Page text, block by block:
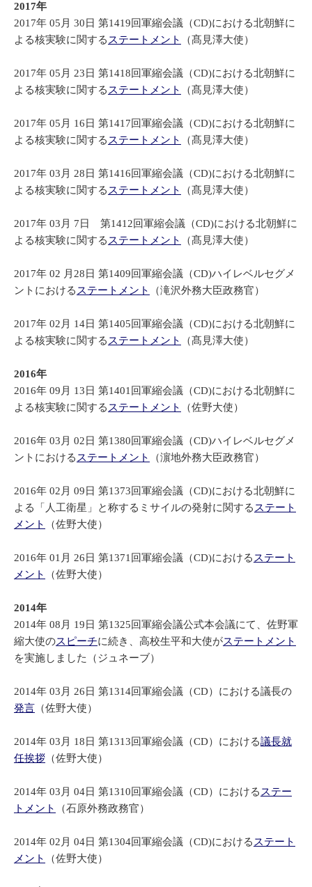
2017年
2017年 05月 30日 第1419回軍縮会議（CD)における北朝鮮に
よる核実験に関する ステートメント （髙見澤大使）
2017年 05月 23日 第1418回軍縮会議（CD)における北朝鮮に
よる核実験に関する ステートメント （髙見澤大使）
2017年 05月 16日 第1417回軍縮会議（CD)における北朝鮮に
よる核実験に関する ステートメント （髙見澤大使）
2017年 03月 28日 第1416回軍縮会議（CD)における北朝鮮に
よる核実験に関する ステートメント （髙見澤大使）
2017年 03月 7日 第1412回軍縮会議（CD)における北朝鮮に
よる核実験に関する ステートメント （髙見澤大使）
2017年 02 月28日 第1409回軍縮会議（CD)ハイレベルセグメ
ントにおける ステートメント （滝沢外務大臣政務官）
2017年 02月 14日 第1405回軍縮会議（CD)における北朝鮮に
よる核実験に関する ステートメント （髙見澤大使）
2016年
2016年 09月 13日 第1401回軍縮会議（CD)における北朝鮮に
よる核実験に関する ステートメント （佐野大使）
2016年 03月 02日 第1380回軍縮会議（CD)ハイレベルセグメ
ントにおける ステートメント （濵地外務大臣政務官）
2016年 02月 09日 第1373回軍縮会議（CD)における北朝鮮に
よる「人工衛星」と称するミサイルの発射に関する ステート
メント
（佐野大使）
2016年 01月 26日 第1371回軍縮会議（CD)における ステート
メント
（佐野大使）
2014年
2014年 08月 19日 第1325回軍縮会議公式本会議にて、佐野軍
縮大使のスピーチに続き、高校生平和大使がステートメント
を実施しました（ジュネーブ）
2014年 03月 26日 第1314回軍縮会議（CD）における議長の
発言 （佐野大使）
2014年 03月 18日 第1313回軍縮会議（CD）における議長就
任挨拶 （佐野大使）
2014年 03月 04日 第1310回軍縮会議（CD）における ステー
トメント
（石原外務政務官）
2014年 02月 04日 第1304回軍縮会議（CD)における ステート
メント
（佐野大使）